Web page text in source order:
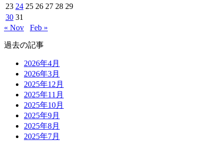
23 24 25 26 27 28 29
30 31
« Nov
Feb »
過去の記事
2026年4月
2026年3月
2025年12月
2025年11月
2025年10月
2025年9月
2025年8月
2025年7月